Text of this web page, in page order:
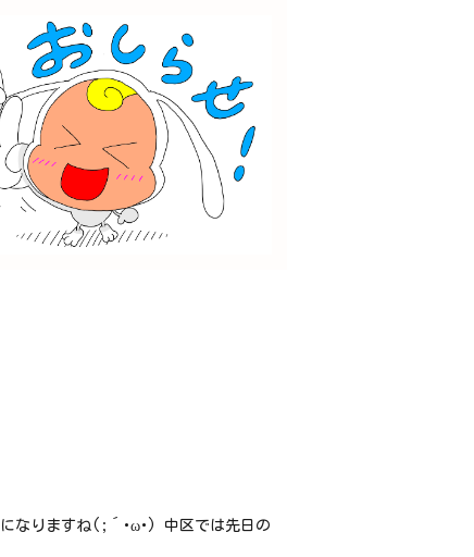
になりますね(;´･ω･) 中区では先日の